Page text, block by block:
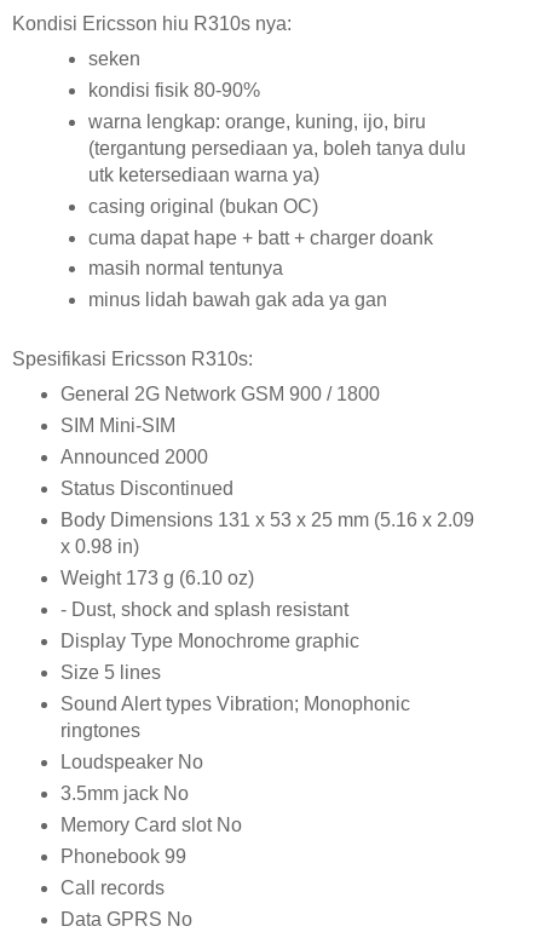
Kondisi Ericsson hiu R310s nya:
seken
kondisi fisik 80-90%
warna lengkap: orange, kuning, ijo, biru
(tergantung persediaan ya, boleh tanya dulu
utk ketersediaan warna ya)
casing original (bukan OC)
cuma dapat hape + batt + charger doank
masih normal tentunya
minus lidah bawah gak ada ya gan
Spesifikasi Ericsson R310s:
General 2G Network GSM 900 / 1800
SIM Mini-SIM
Announced 2000
Status Discontinued
Body Dimensions 131 x 53 x 25 mm (5.16 x 2.09
x 0.98 in)
Weight 173 g (6.10 oz)
- Dust, shock and splash resistant
Display Type Monochrome graphic
Size 5 lines
Sound Alert types Vibration; Monophonic
ringtones
Loudspeaker No
3.5mm jack No
Memory Card slot No
Phonebook 99
Call records
Data GPRS No